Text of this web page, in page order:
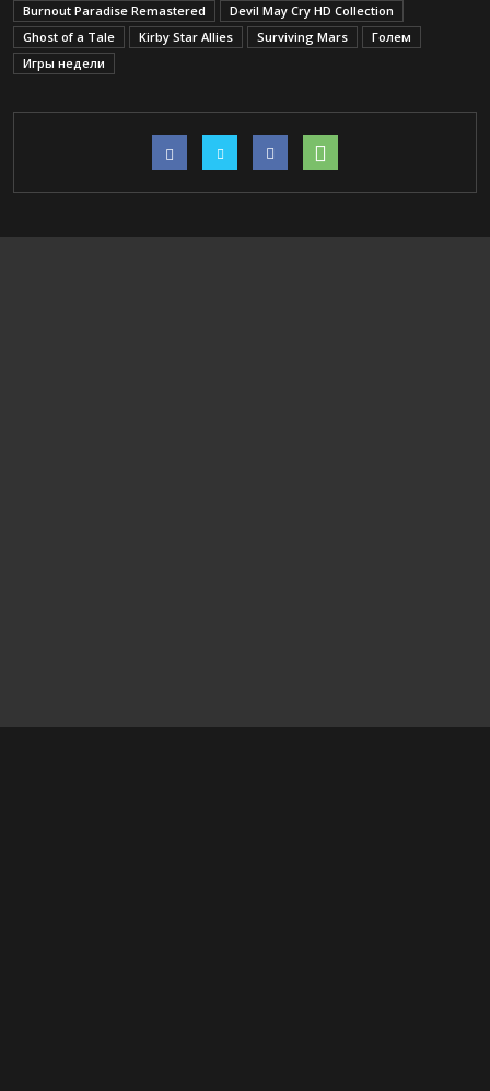
Burnout Paradise Remastered
Devil May Cry HD Collection
Ghost of a Tale
Kirby Star Allies Surviving Mars
Голем
Игры недели